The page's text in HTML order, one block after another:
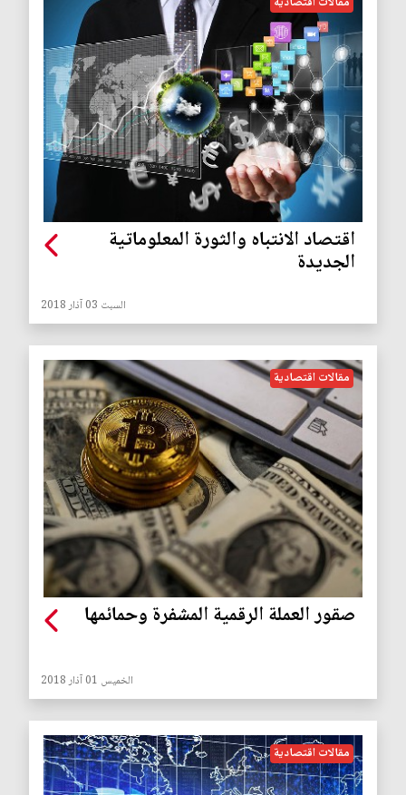
اقتصاد الانتباه والثورة المعلوماتية
الجديدة
السبت 03 آذار 2018
مقالات اقتصادية
صقور العملة الرقمية المشفرة وحمائمها
الخميس 01 آذار 2018
مقالات اقتصادية